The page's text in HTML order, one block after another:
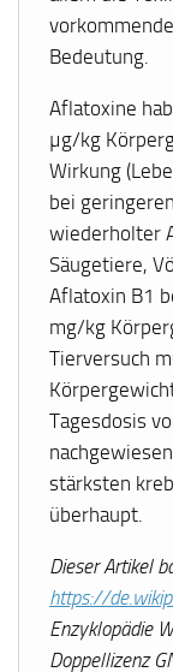
Bedeutung.
Aflatoxine
µg/kg
Wirkung
bei
wiederholter
Säugetiere,
Aflatoxin B1
mg/kg
Tierversuch
Tagesdosis
stärksten
überhaupt.
Dieser Artikel
https://
Enzyklopädie
Doppellizenz